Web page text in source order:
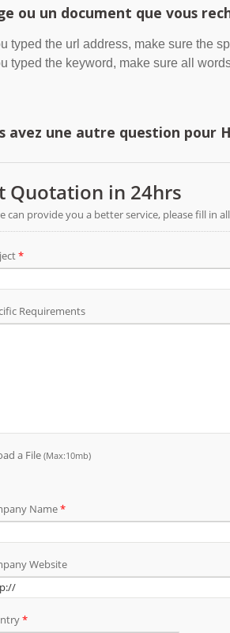
pour ulcères
ou un document que vous
typed the url address, make sure the
typed the keyword, make sure all
avez une autre question